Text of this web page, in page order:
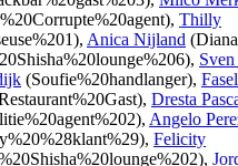
Thilly
Anica Nijland
(Soufie%20handlanger),
Dresta
Angelo
Felicity